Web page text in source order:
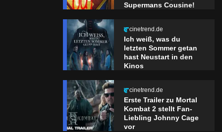
Supermans Cousine!
cinetrend.de
Ich weiß, was du
letzten Sommer getan
hast Neustart in den
Kinos
cinetrend.de
Erste Trailer zu Mortal
Kombat 2 stellt Fan-
Liebling Johnny Cage
vor